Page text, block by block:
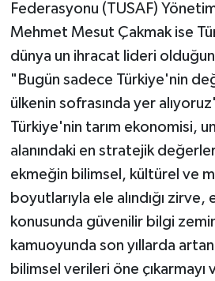
Federasyonu (TUSAF)
Mehmet Mesut Çakmak ise
dünya un ihracat lideri
"Bugün sadece Türkiye'nin
ülkenin sofrasında yer
Türkiye'nin tarım ekonomisi,
alanındaki en stratejik
ekmeğin bilimsel, kültürel ve
boyutlarıyla ele alındığı
konusunda güvenilir bilgi
kamuoyunda son yıllarda
bilimsel verileri öne çıkarmayı